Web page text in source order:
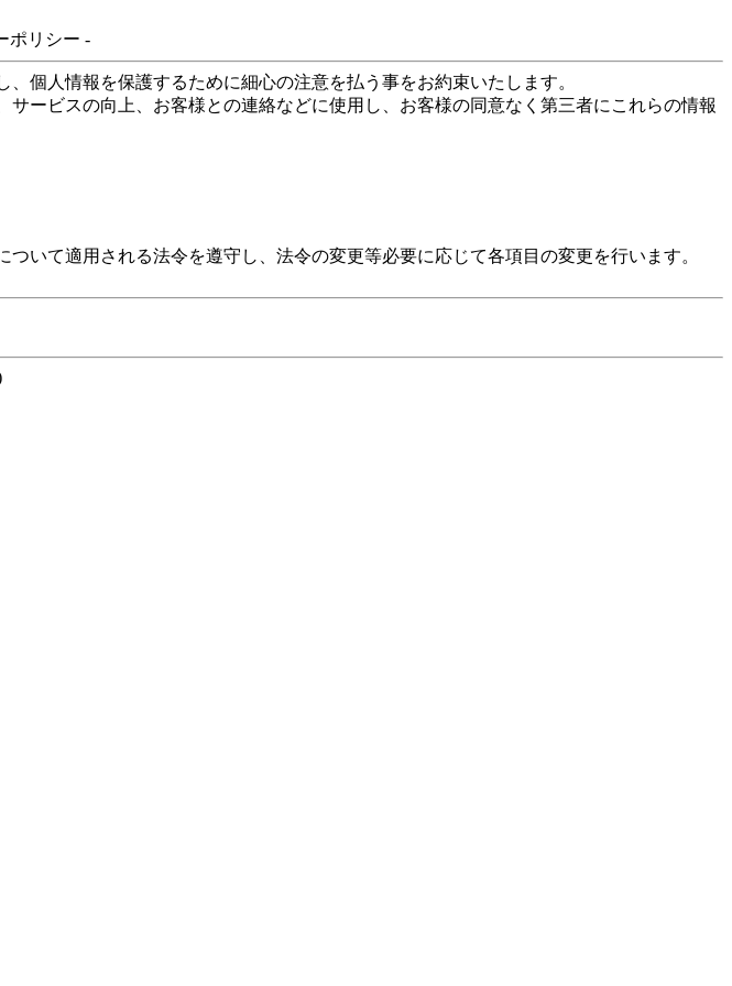
ポリシー -
個人情報を保護するために細心の注意を払う事をお約束いたします。
ービスの向上、お客様との連絡などに使用し、お客様の同意なく第三者にこれらの情報
いて適用される法令を遵守し、法令の変更等必要に応じて各項目の変更を行います。